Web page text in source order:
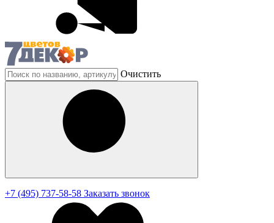
Очистить
+7 (495) 737-58-58 Заказать звонок